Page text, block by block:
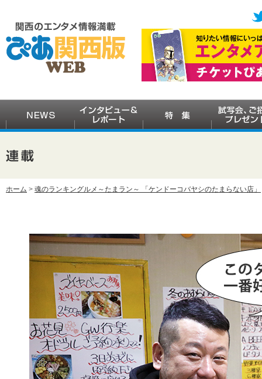
ホーム > 魂のランキングルメ～たまラン～ 「ケンドーコバヤシのたまらない店」